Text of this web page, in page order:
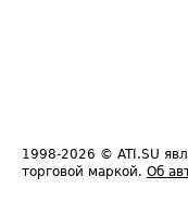
1998-2026 © ATI.SU
торговой маркой. Об